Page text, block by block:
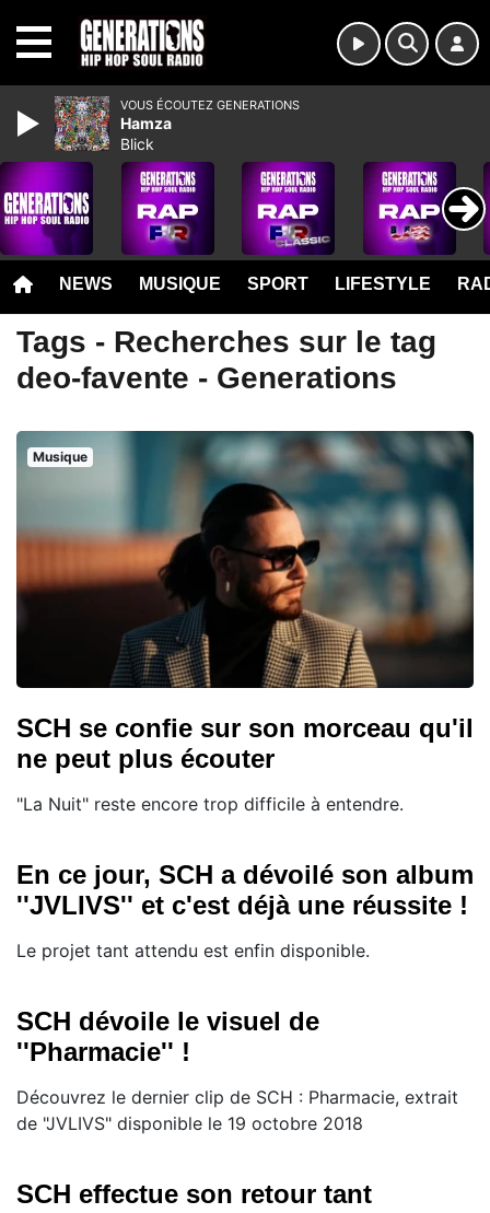
NEWS MUSIQUE SPORT LIFESTYLE
Tags - Recherches sur le tag
deo-favente - Generations
Musique
SCH se confie sur son morceau qu'il
ne peut plus écouter
"La Nuit" reste encore trop difficile à entendre.
En ce jour, SCH a dévoilé son album
''JVLIVS'' et c'est déjà une réussite !
Le projet tant attendu est enfin disponible.
SCH dévoile le visuel de
''Pharmacie'' !
Découvrez le dernier clip de SCH : Pharmacie, extrait
de "JVLIVS" disponible le 19 octobre 2018
SCH effectue son retour tant
VOUS ÉCOUTEZ GENERATIONS
Hamza
Blick